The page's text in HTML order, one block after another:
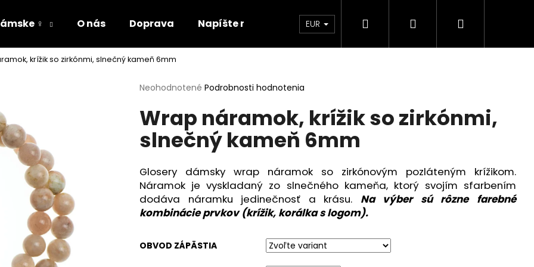
♀ O nás Doprava Napíšte nám Kontakt Blog Obchodné podmienky
EUR Hľadať PrihlásenieNákupný
krížik so zirkónmi, slnečný kameň 6mm
Priemerné
produktu
je
z
hviezdičiek.
Neohodnotené Podrobnosti hodnotenia
Wrap náramok, krížik so zirkónmi,
slnečný kameň 6mm
Glosery dámsky wrap náramok so zirkónovým pozláteným krížikom.
Náramok je vyskladaný zo slnečného kameňa, ktorý svojím sfarbením
dodáva náramku jedinečnosť a krásu. Na výber sú rôzne farebné
kombinácie prvkov (krížik, korálka s logom).
OBVOD ZÁPÄSTIA
Čo potrebujete nájsť?
HĽADAŤ
Odporúčame